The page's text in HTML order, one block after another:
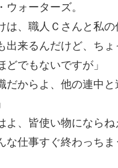
ウォーターズ。
は、職人Ｃさんと私の
出来るんだけど、ち
どでもないですが」
だからよ、他の連中
よ、皆使い物になら
な仕事すぐ終わっち